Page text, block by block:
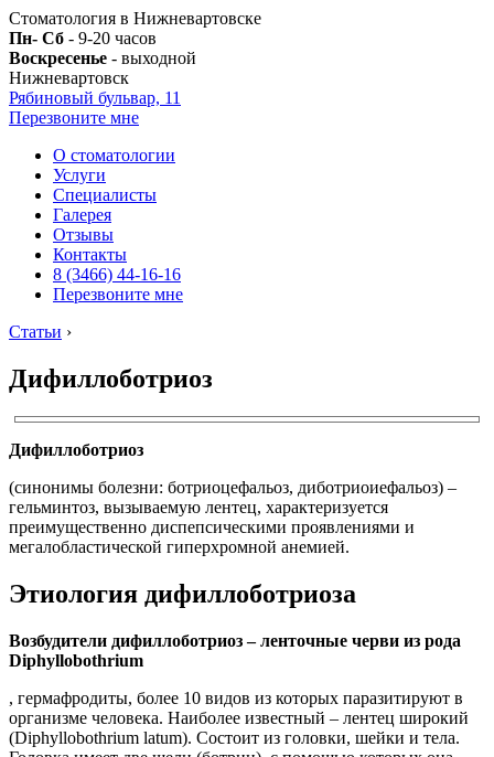
Стоматология в Нижневартовске
Пн- Сб - 9-20 часов
Воскресенье - выходной
Нижневартовск
Рябиновый бульвар, 11
Перезвоните мне
О стоматологии
Услуги
Специалисты
Галерея
Отзывы
Контакты
8 (3466) 44-16-16
Перезвоните мне
Статьи ›
Дифиллоботриоз
Дифиллоботриоз
(синонимы болезни: ботриоцефальоз, диботриоиефальоз) –
гельминтоз, вызываемую лентец, характеризуется
преимущественно диспепсическими проявлениями и
мегалобластической гиперхромной анемией.
Этиология дифиллоботриоза
Возбудители дифиллоботриоз – ленточные черви из рода
Diphyllobothrium
, гермафродиты, более 10 видов из которых паразитируют в
организме человека. Наиболее известный – лентец широкий
(Diphyllobothrium latum). Состоит из головки, шейки и тела.